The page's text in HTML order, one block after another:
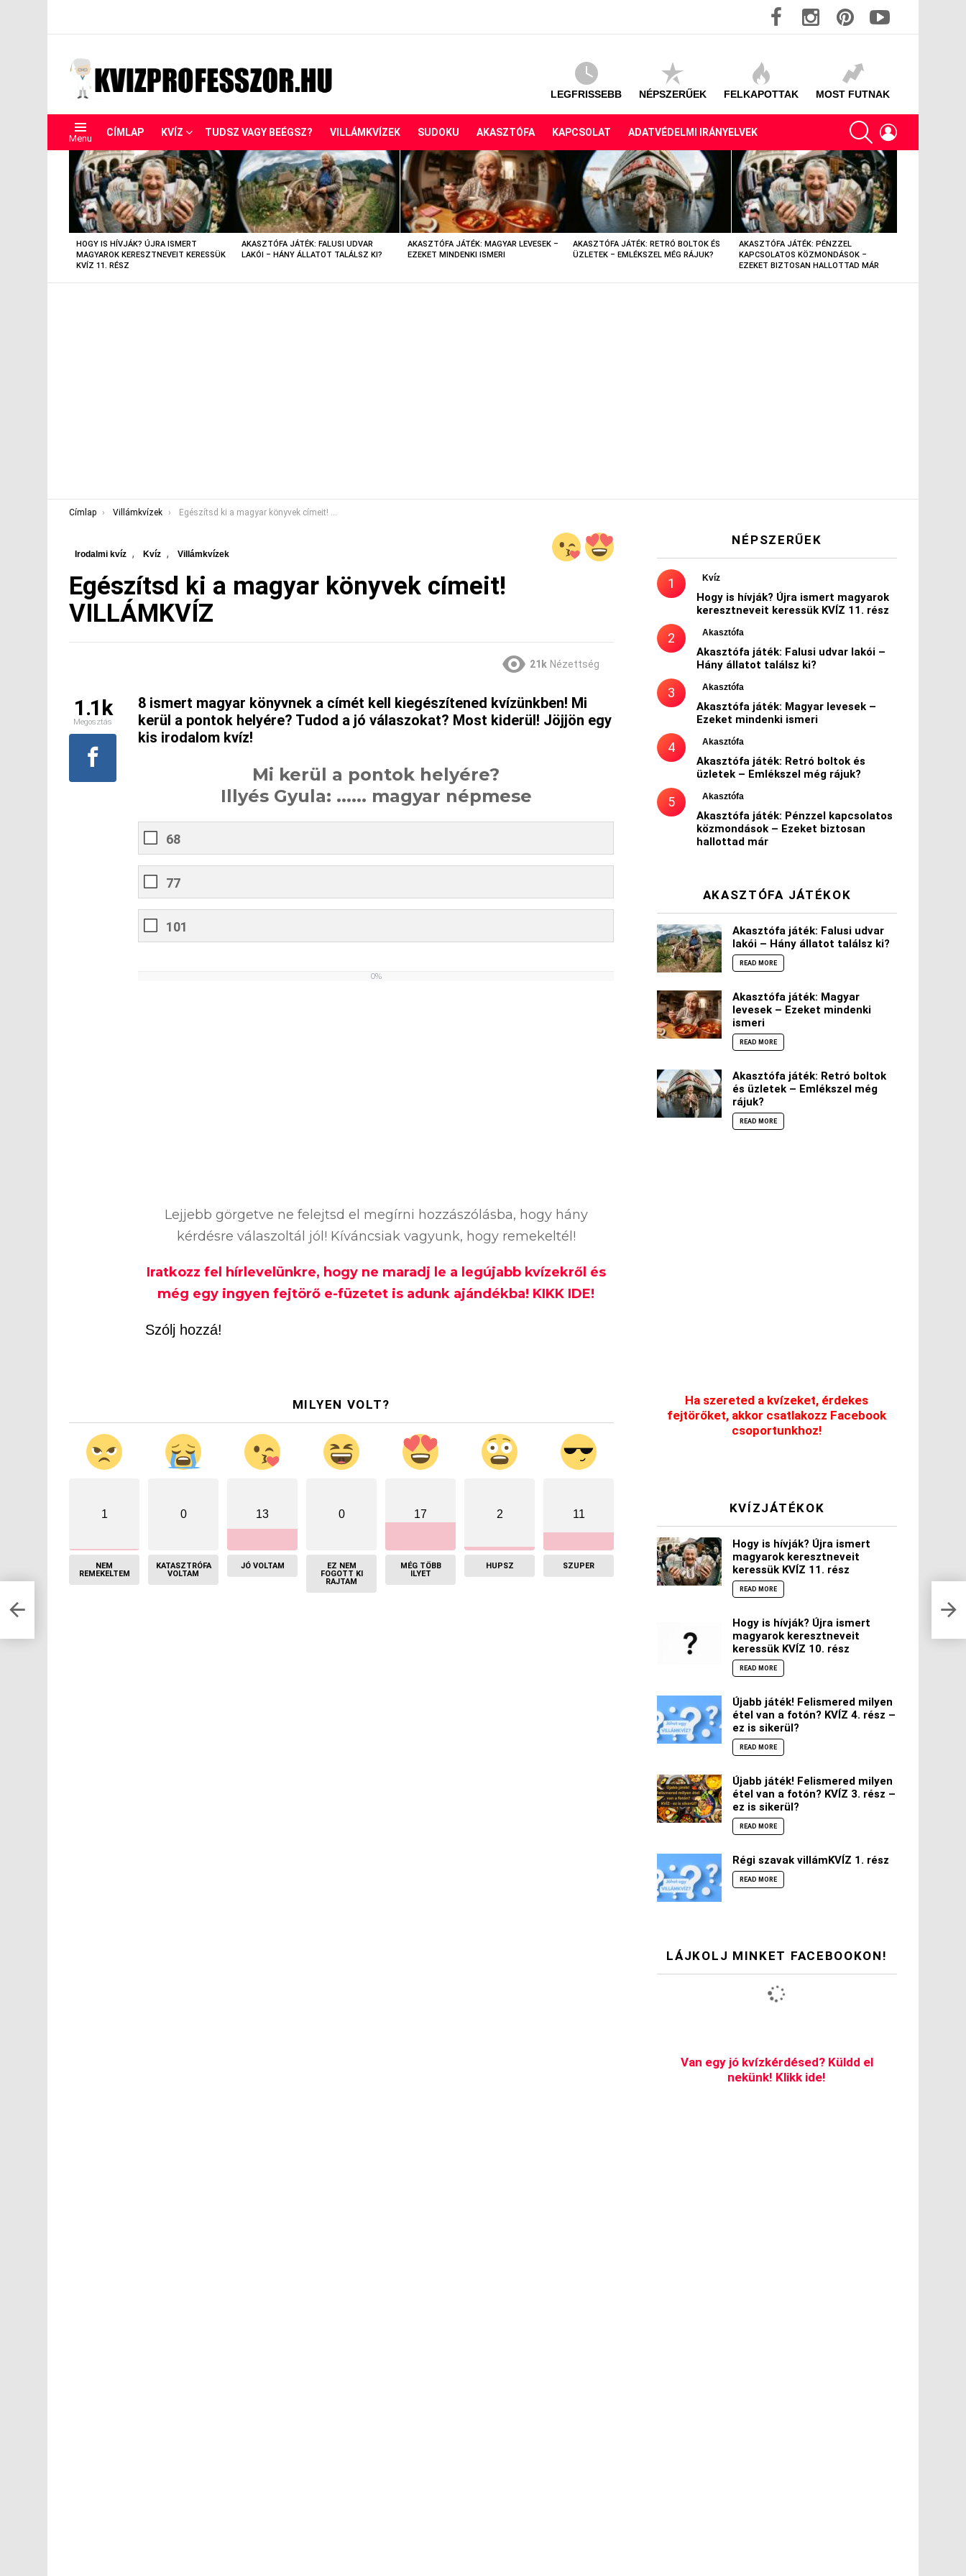
LEGFRISSEBB NÉPSZERŰEK FELKAPOTTAK MOST FUTNAK
Menu CÍMLAP KVÍZ TUDSZ VAGY BEÉGSZ? VILLÁMKVÍZEK SUDOKU AKASZTÓFA KAPCSOLAT ADATVÉDELMI IRÁNYELVEK
SEARCH
LEGUTÓBBIAK
HOGY IS HÍVJÁK? ÚJRA ISMERT
MAGYAROK KERESZTNEVEIT KERESSÜK
KVÍZ 11. RÉSZ
AKASZTÓFA JÁTÉK: FALUSI UDVAR
LAKÓI – HÁNY ÁLLATOT TALÁLSZ KI?
AKASZTÓFA JÁTÉK: MAGYAR LEVESEK –
EZEKET MINDENKI ISMERI
AKASZTÓFA JÁTÉK: RETRÓ BOLTOK ÉS
ÜZLETEK – EMLÉKSZEL MÉG RÁJUK?
AKASZTÓFA JÁTÉK: PÉNZZEL
KAPCSOLATOS KÖZMONDÁSOK –
EZEKET BIZTOSAN HALLOTTAD MÁR
You are here:
Címlap Villámkvízek Egészítsd ki a magyar könyvek címeit! VILLÁMKVÍZ
Irodalmi kvíz , Kvíz , Villámkvízek
Egészítsd ki a magyar könyvek címeit!
VILLÁMKVÍZ
21k Nézettség
8 ismert magyar könyvnek a címét kell kiegészítened kvízünkben! Mi
kerül a pontok helyére? Tudod a jó válaszokat? Most kiderül! Jöjjön egy
kis irodalom kvíz!
Mi kerül a pontok helyére?
Illyés Gyula: ...... magyar népmese
68
77
101
0%
Lejjebb görgetve ne felejtsd el megírni hozzászólásba, hogy hány
kérdésre válaszoltál jól! Kíváncsiak vagyunk, hogy remekeltél!
Iratkozz fel hírlevelünkre, hogy ne maradj le a legújabb kvízekről és
még egy ingyen fejtörő e-füzetet is adunk ajándékba! KIKK IDE!
Szólj hozzá!
1.1k
Megosztás
MILYEN VOLT?
1
NEM
REMEKELTEM
0
KATASZTRÓFA
VOLTAM
13
JÓ VOLTAM
0
EZ NEM
FOGOTT KI
RAJTAM
17
MÉG TÖBB
ILYET
2
HUPSZ
11
SZUPER
5
NÉPSZERŰEK
Kvíz
Hogy is hívják? Újra ismert magyarok
keresztneveit keressük KVÍZ 11. rész
Akasztófa
Akasztófa játék: Falusi udvar lakói –
Hány állatot találsz ki?
Akasztófa
Akasztófa játék: Magyar levesek –
Ezeket mindenki ismeri
Akasztófa
Akasztófa játék: Retró boltok és
üzletek – Emlékszel még rájuk?
Akasztófa
Akasztófa játék: Pénzzel kapcsolatos
közmondások – Ezeket biztosan
hallottad már
AKASZTÓFA JÁTÉKOK
Akasztófa játék: Falusi udvar
lakói – Hány állatot találsz ki?
READ MORE
Akasztófa játék: Magyar
levesek – Ezeket mindenki
ismeri
READ MORE
Akasztófa játék: Retró boltok
és üzletek – Emlékszel még
rájuk?
READ MORE
Ha szereted a kvízeket, érdekes
fejtörőket, akkor csatlakozz Facebook
csoportunkhoz!
KVÍZJÁTÉKOK
Hogy is hívják? Újra ismert
magyarok keresztneveit
keressük KVÍZ 11. rész
READ MORE
Hogy is hívják? Újra ismert
magyarok keresztneveit
keressük KVÍZ 10. rész
READ MORE
Újabb játék! Felismered milyen
étel van a fotón? KVÍZ 4. rész –
ez is sikerül?
READ MORE
Újabb játék! Felismered milyen
étel van a fotón? KVÍZ 3. rész –
ez is sikerül?
READ MORE
Régi szavak villámKVÍZ 1. rész
READ MORE
LÁJKOLJ MINKET FACEBOOKON!
Van egy jó kvízkérdésed? Küldd el
nekünk! Klikk ide!